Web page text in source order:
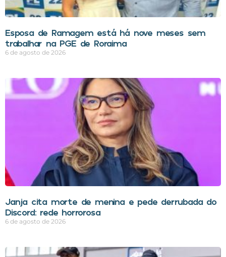
Esposa de Ramagem está há nove meses sem
trabalhar na PGE de Roraima
6 de agosto de 2026
Janja cita morte de menina e pede derrubada do
Discord: rede horrorosa
6 de agosto de 2026